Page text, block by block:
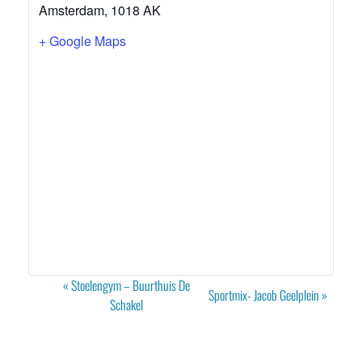
Amsterdam, 1018 AK
+ Google Maps
Evenement
«Stoelengym – Buurthuis De
Schakel
Sportmix- Jacob Geelplein»